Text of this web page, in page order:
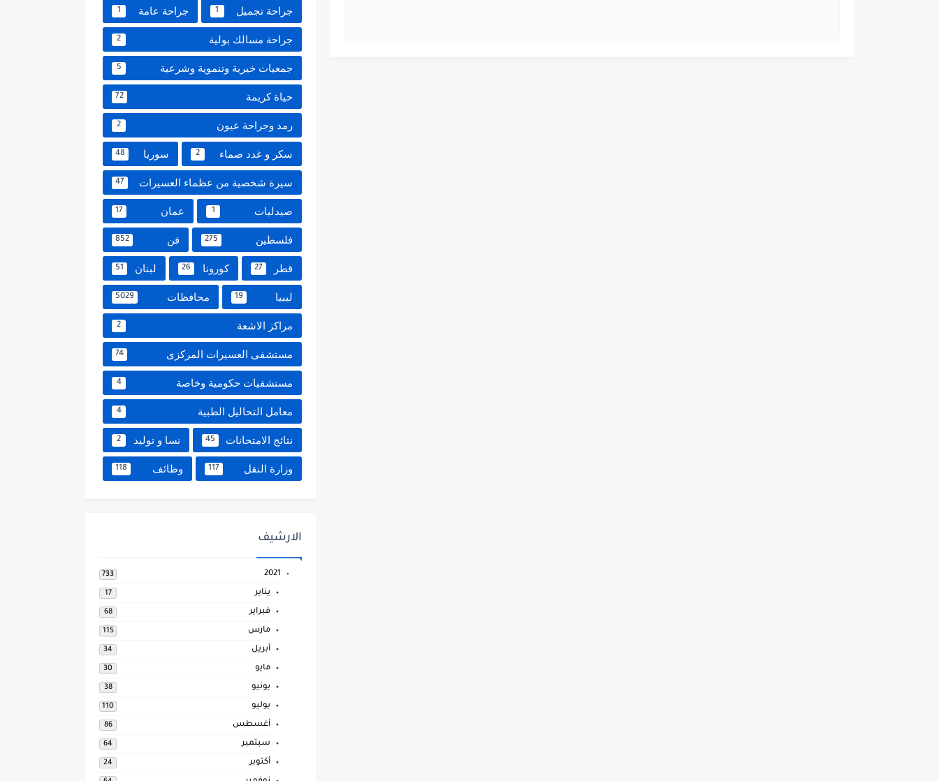
جراحة تجميل 1 جراحة عامة 1
جراحة مسالك بولية 2
جمعيات خيرية وتنموية وشرعية 5
حياة كريمة 72
رمد وجراحة عيون 2
سكر و غدد صماء 2 سوريا 48
سيرة شخصية من عظماء العسيرات 47
صيدليات 1 عمان 17
فلسطين 275 فن 852
قطر 27 كورونا 26 لبنان 51
ليبيا 19 محافظات 5029
مراكز الاشعة 2
مستشفى العسيرات المركزى 74
مستشفيات حكومية وخاصة 4
معامل التحاليل الطبية 4
نتائج الامتحانات 45 نسا و توليد 2
وزارة النقل 117 وظائف 118
الارشيف
2021
733
يناير 17
فبراير 68
مارس 115
أبريل 34
مايو 30
يونيو 38
يوليو 110
أغسطس 86
سبتمبر 64
أكتوبر 24